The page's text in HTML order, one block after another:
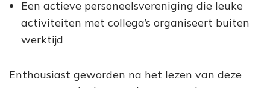
Een actieve personeelsvereniging die leuke
activiteiten met collega’s organiseert buiten
werktijd
Enthousiast geworden na het lezen van deze